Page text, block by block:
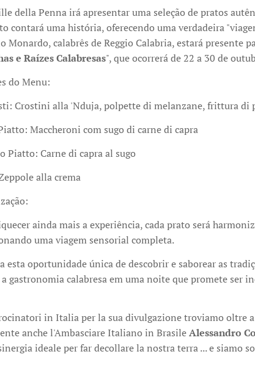
della Penna irá apresentar uma seleção de pratos
contará uma história, oferecendo uma verdadeira
Monardo, calabrês de Reggio Calabria, estará presente
e Raízes Calabresas", que ocorrerá de 22 a 30 de
do Menu:
Crostini alla 'Nduja, polpette di melanzane, frittura di
Maccheroni com sugo di carne di capra
Piatto: Carne di capra al sugo
alla crema
ainda mais a experiência, cada prato será
uma viagem sensorial completa.
esta oportunidade única de descobrir e saborear as
gastronomia calabresa em uma noite que promete ser
in Italia per la sua divulgazione troviamo oltre
anche l'Ambasciare Italiano in BrasileAlessandro
ideale per far decollare la nostra terra ... e siamo